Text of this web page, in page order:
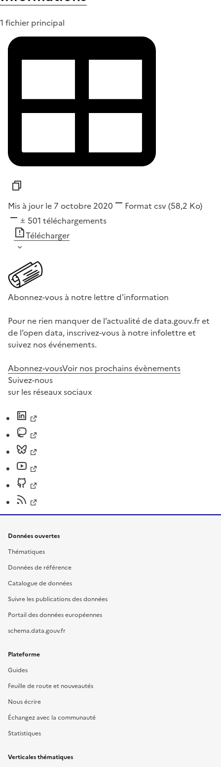
1 fichier principal
Mis à jour le 7 octobre 2020 Format csv(58,2 Ko)
501 téléchargements
Télécharger
Abonnez-vous à notre lettre d'information
Pour ne rien manquer de l’actualité de data.gouv.fr et
de l’open data, inscrivez-vous à notre infolettre et
suivez nos événements.
Abonnez-vousVoir nos prochains évènements
Suivez-nous
sur les réseaux sociaux
Données ouvertes
Thématiques
Données de référence
Catalogue de données
Suivre les publications des données
Portail des données européennes
schema.data.gouv.fr
Plateforme
Guides
Feuille de route et nouveautés
Nous écrire
Échangez avec la communauté
Statistiques
Verticales thématiques